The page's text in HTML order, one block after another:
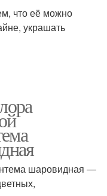
что её можно
украшать
шаровидная ―